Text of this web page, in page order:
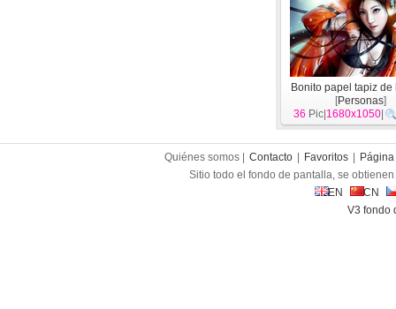
Bonito papel tapiz de
[Personas]
36 Pic| 1680x1050
Quiénes somos | Contacto Favoritos
Sitio todo el fondo de pantalla, se
EN
CN
V3 fondo